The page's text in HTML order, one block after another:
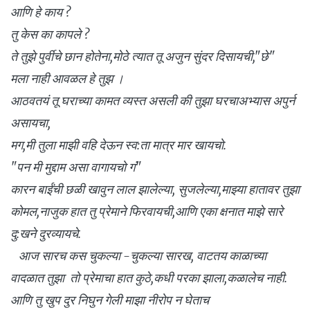
आणि हे काय ?
तु केस का कापले ?
ते तुझे पुर्वीचे छान होतेना,मोठे त्यात तू अजुन सुंदर दिसायची,"छे"
मला नाही आवळल हे तुझ ।
आठवतयं तू घराच्या कामत व्यस्त असली की तुझा घरचाअभ्यास अपुर्न
असायचा,
मग,मी तुला माझी वहि देऊन स्व:ता मात्र मार खायचो.
"पन मी मुद्दाम असा वागायचो गं"
कारन बाईंची छळी खावुन लाल झालेल्या, सुजलेल्या,माझ्या हातावर तुझा
कोमल,नाजुक हात तु प्रेमाने फिरवायची,आणि एका क्षनात माझे सारे
दु:खने दुरव्यायचे.
आज सारच कस चुकल्या -चुकल्या सारख, वाटतय काळाच्या
वादळात तुझा तो प्रेमाचा हात कुठे,कधी परका झाला,कळालेच नाही.
आणि तु खुप दुर निघुन गेली माझा नीरोप न घेताच